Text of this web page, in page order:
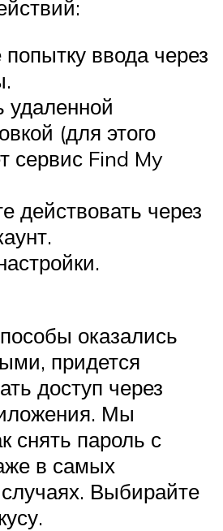
ввода через
удаленной
(для этого
сервис Find My
действовать через
оказались
придется
доступ через
Мы
снять пароль с
в самых
Выбирайте